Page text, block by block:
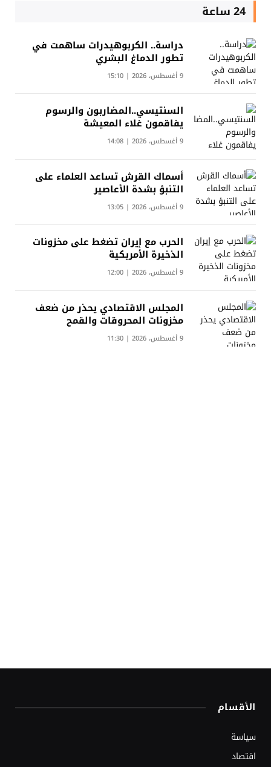
24 ساعة
دراسة.. الكربوهيدرات ساهمت في
تطور الدماغ البشري
9 أغسطس، 2026 | 15:10
السنتيسي..المضاربون والرسوم
يفاقمون غلاء المعيشة
9 أغسطس، 2026 | 14:08
أسماك القرش تساعد العلماء على
التنبؤ بشدة الأعاصير
9 أغسطس، 2026 | 13:05
الحرب مع إيران تضغط على مخزونات
الذخيرة الأمريكية
9 أغسطس، 2026 | 12:00
المجلس الاقتصادي يحذر من ضعف
مخزونات المحروقات والقمح
9 أغسطس، 2026 | 11:30
الأقسام
سياسة
اقتصاد